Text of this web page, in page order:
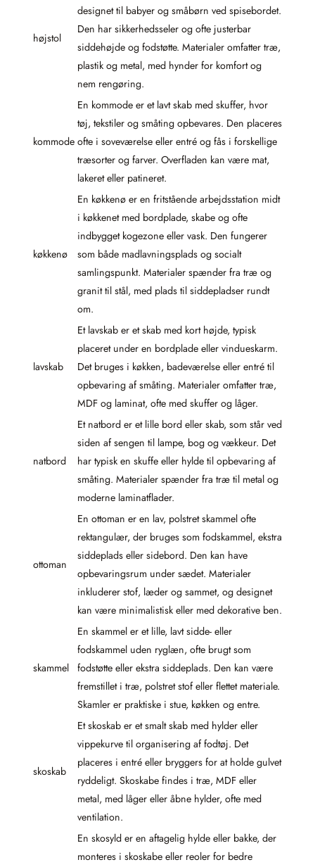
højstol
designet til babyer og småbørn ved spisebordet.
Den har sikkerhedsseler og ofte justerbar
siddehøjde og fodstøtte. Materialer omfatter træ,
plastik og metal, med hynder for komfort og
nem rengøring.
kommode
En kommode er et lavt skab med skuffer, hvor
tøj, tekstiler og småting opbevares. Den placeres
ofte i soveværelse eller entré og fås i forskellige
træsorter og farver. Overfladen kan være mat,
lakeret eller patineret.
køkkenø
En køkkenø er en fritstående arbejdsstation midt
i køkkenet med bordplade, skabe og ofte
indbygget kogezone eller vask. Den fungerer
som både madlavningsplads og socialt
samlingspunkt. Materialer spænder fra træ og
granit til stål, med plads til siddepladser rundt
om.
lavskab
Et lavskab er et skab med kort højde, typisk
placeret under en bordplade eller vindueskarm.
Det bruges i køkken, badeværelse eller entré til
opbevaring af småting. Materialer omfatter træ,
MDF og laminat, ofte med skuffer og låger.
natbord
Et natbord er et lille bord eller skab, som står ved
siden af sengen til lampe, bog og vækkeur. Det
har typisk en skuffe eller hylde til opbevaring af
småting. Materialer spænder fra træ til metal og
moderne laminatflader.
ottoman
En ottoman er en lav, polstret skammel ofte
rektangulær, der bruges som fodskammel, ekstra
siddeplads eller sidebord. Den kan have
opbevaringsrum under sædet. Materialer
inkluderer stof, læder og sammet, og designet
kan være minimalistisk eller med dekorative ben.
skammel
En skammel er et lille, lavt sidde- eller
fodskammel uden ryglæn, ofte brugt som
fodstøtte eller ekstra siddeplads. Den kan være
fremstillet i træ, polstret stof eller flettet materiale.
Skamler er praktiske i stue, køkken og entre.
skoskab
Et skoskab er et smalt skab med hylder eller
vippekurve til organisering af fodtøj. Det
placeres i entré eller bryggers for at holde gulvet
ryddeligt. Skoskabe findes i træ, MDF eller
metal, med låger eller åbne hylder, ofte med
ventilation.
En skosyld er en aftagelig hylde eller bakke, der
monteres i skoskabe eller reoler for bedre